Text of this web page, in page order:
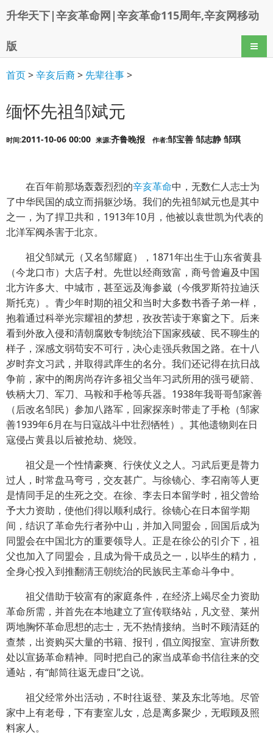
升华天下|辛亥革命网|辛亥革命115周年,辛亥网移动
版 导航
首页>辛亥后裔> 先辈往事>
缅怀先祖邹斌元
时间:2011-10-06 00:00 来源:齐鲁晚报 作者:邹宝善 邹志静 邹琪
在百年前那场轰轰烈烈的辛亥革命中，无数仁人志士为
了中华民国的成立而捐躯沙场。我们的先祖邹斌元也是其中
之一，为了捍卫共和，1913年10月，他被以袁世凯为代表的
北洋军阀杀害于北京。
祖父邹斌元（又名邹耀庭），1871年出生于山东省黄县
（今龙口市）大店子村。先世以经商致富，商号曾遍及中国
北方许多大、中城市，甚至远及海参崴（今俄罗斯符拉迪沃
斯托克）。青少年时期的祖父和当时大多数书香子弟一样，
抱着通过科举光宗耀祖的梦想，孜孜苦读于寒窗之下。后来
看到外敌入侵和清朝腐败专制统治下国家残破、民不聊生的
样子，深感文弱苟安不可行，决心走强兵救国之路。在十八
岁时弃文习武，并取得武庠生的名分。我们还记得在抗日战
争前，家中的阁房尚存许多祖父当年习武所用的强弓硬箭、
铁柄大刀、军刀、马鞍和手枪等兵器。1938年我哥哥邹家善
（后改名邹民）参加八路军，回家探亲时带走了手枪（邹家
善1939年6月在与日寇战斗中壮烈牺牲）。其他遗物则在日
寇侵占黄县以后被抢劫、烧毁。
祖父是一个性情豪爽、行侠仗义之人。习武后更是膂力
过人，时常盘马弯弓，交友甚广。与徐镜心、李召南等人更
是情同手足的生死之交。在徐、李去日本留学时，祖父曾给
予大力资助，使他们得以顺利成行。徐镜心在日本留学期
间，结识了革命先行者孙中山，并加入同盟会，回国后成为
同盟会在中国北方的重要领导人。正是在徐公的引介下，祖
父也加入了同盟会，且成为骨干成员之一，以毕生的精力，
全身心投入到推翻清王朝统治的民族民主革命斗争中。
祖父借助于较富有的家庭条件，在经济上竭尽全力资助
革命所需，并首先在本地建立了宣传联络站，凡文登、莱州
两地胸怀革命思想的志士，无不热情接纳。当时不顾清廷的
查禁，出资购买大量的书籍、报刊，倡立阅报室、宣讲所数
处以宣扬革命精神。同时把自己的家当成革命书信往来的交
通站，有“邮筒往返无虚日”之说。
祖父经常外出活动，不时往返登、莱及东北等地。尽管
家中上有老母，下有妻室儿女，总是离多聚少，无暇顾及照
料家人。